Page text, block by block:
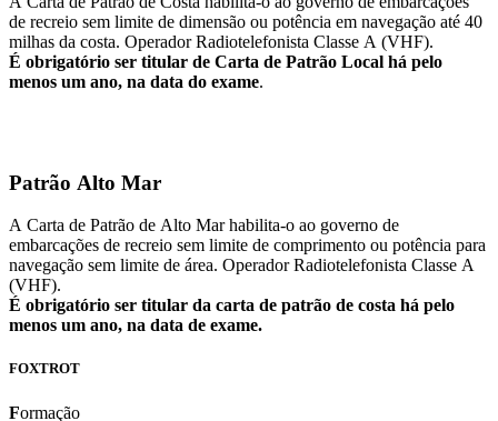
de recreio sem limite de dimensão ou potência em navegação até 40
milhas da costa. Operador Radiotelefonista Classe A (VHF).
É obrigatório ser titular de Carta de Patrão Local há pelo
menos um ano, na data do exame.
Patrão Alto Mar
A Carta de Patrão de Alto Mar habilita-o ao governo de
embarcações de recreio sem limite de comprimento ou potência para
navegação sem limite de área. Operador Radiotelefonista Classe A
(VHF).
É obrigatório ser titular da carta de patrão de costa há pelo
menos um ano, na data de exame.
FOXTROT
Formação